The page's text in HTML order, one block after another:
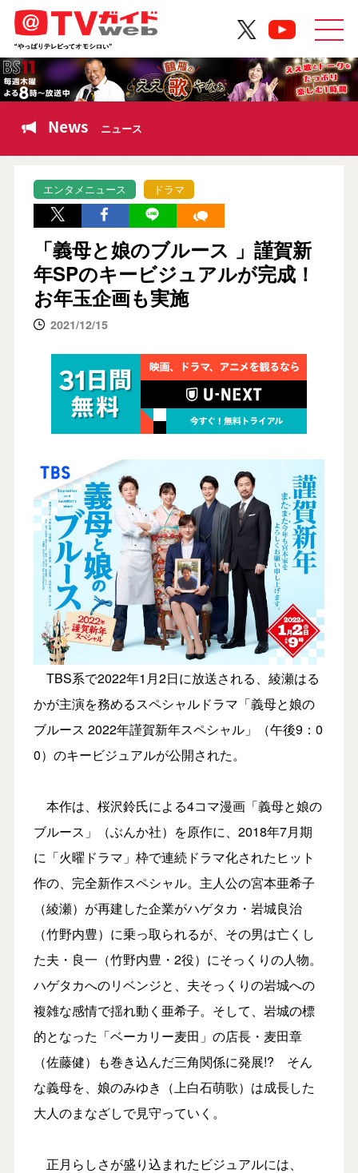
News ニュース
エンタメニュース ドラマ
「義母と娘のブルース 」謹賀新
年SPのキービジュアルが完成！
お年玉企画も実施
2021/12/15
TBS系で2022年1月2日に放送される、綾瀬はる
かが主演を務めるスペシャルドラマ「義母と娘の
ブルース 2022年謹賀新年スペシャル」（午後9：0
0）のキービジュアルが公開された。
本作は、桜沢鈴氏による4コマ漫画「義母と娘の
ブルース」（ぶんか社）を原作に、2018年7月期
に「火曜ドラマ」枠で連続ドラマ化されたヒット
作の、完全新作スペシャル。主人公の宮本亜希子
（綾瀬）が再建した企業がハゲタカ・岩城良治
（竹野内豊）に乗っ取られるが、その男は亡くし
た夫・良一（竹野内豊・2役）にそっくりの人物。
ハゲタカへのリベンジと、夫そっくりの岩城への
複雑な感情で揺れ動く亜希子。そして、岩城の標
的となった「ベーカリー麦田」の店長・麦田章
（佐藤健）も巻き込んだ三角関係に発展!? そん
な義母を、娘のみゆき（上白石萌歌）は成長した
大人のまなざしで見守っていく。
正月らしさが盛り込まれたビジュアルには、